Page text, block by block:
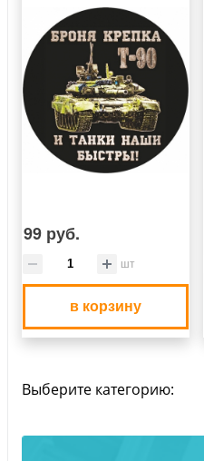
99 руб.
шт
в корзину
Выберите категорию: